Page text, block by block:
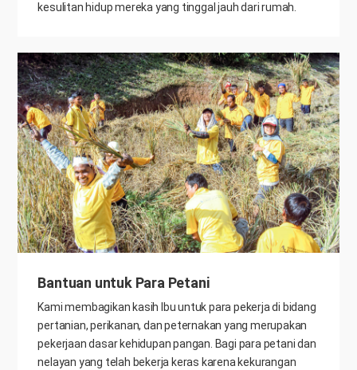
kesulitan hidup mereka yang tinggal jauh dari rumah.
Bantuan untuk Para Petani
Kami membagikan kasih Ibu untuk para pekerja di bidang
pertanian, perikanan, dan peternakan yang merupakan
pekerjaan dasar kehidupan pangan. Bagi para petani dan
nelayan yang telah bekerja keras karena kekurangan